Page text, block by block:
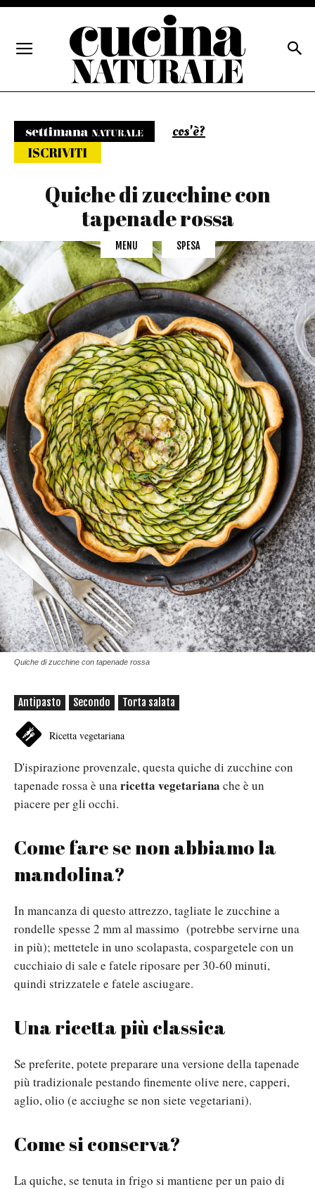
cos'è?
ISCRIVITI
Quiche di zucchine con
tapenade rossa
MENU SPESA
Quiche di zucchine con tapenade rossa
Antipasto Secondo Torta salata
Ricetta vegetariana
D'ispirazione provenzale, questa quiche di zucchine con
tapenade rossa è unaricetta vegetariana che è un
piacere per gli occhi.
Come fare se non abbiamo la
mandolina?
In mancanza di questo attrezzo, tagliate le zucchine a
rondelle spesse 2 mm al massimo (potrebbe servirne una
in più); mettetele in uno scolapasta, cospargetele con un
cucchiaio di sale e fatele riposare per 30-60 minuti,
quindi strizzatele e fatele asciugare.
Una ricetta più classica
Se preferite, potete preparare una versione della tapenade
più tradizionale pestando finemente olive nere, capperi,
aglio, olio (e acciughe se non siete vegetariani).
Come si conserva?
La quiche, se tenuta in frigo si mantiene per un paio di